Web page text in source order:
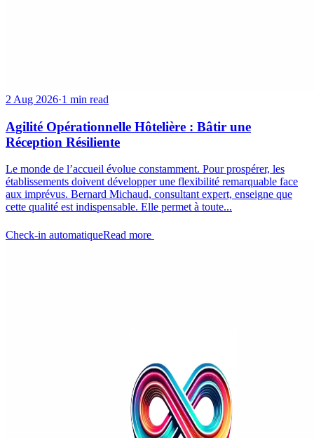
2 Aug 2026·1 min read
Agilité Opérationnelle Hôtelière : Bâtir une
Réception Résiliente
Le monde de l’accueil évolue constamment. Pour prospérer, les
établissements doivent développer une flexibilité remarquable face
aux imprévus. Bernard Michaud, consultant expert, enseigne que
cette qualité est indispensable. Elle permet à toute...
Check-in automatiqueRead more